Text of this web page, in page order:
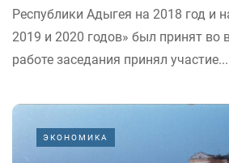
Республики Адыгея на 2018 год и
2019 и 2020 годов» был принят во
работе заседания принял участие...
ЭКОНОМИКА